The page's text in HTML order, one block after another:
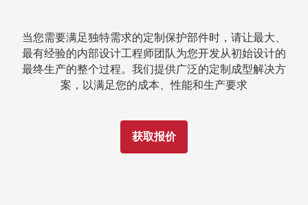
当您需要满足独特需求的定制保护部件时，请让最大、
最有经验的内部设计工程师团队为您开发从初始设计的
最终生产的整个过程。我们提供广泛的定制成型解决方
案，以满足您的成本、性能和生产要求
获取报价